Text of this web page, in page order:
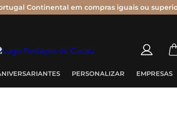
Continental em compras iguais ou
Nenhum produto no carrinho.
PERSONALIZAR EMPRESAS